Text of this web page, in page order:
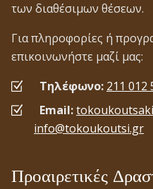
των διαθέσιμων θέσεων.
Για πληροφορίες ή
επικοινωνήστε μαζί μας:
Τηλέφωνο: 211 012
Email:
info@tokoukoutsi.gr
Προαιρετικές